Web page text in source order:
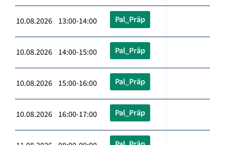
10.08.2026 13:00-14:00 Pal_Präp
10.08.2026 14:00-15:00 Pal_Präp
10.08.2026 15:00-16:00 Pal_Präp
10.08.2026 16:00-17:00 Pal_Präp